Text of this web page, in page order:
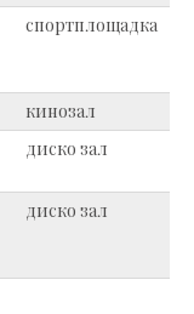
спортплощадка
кинозал
диско зал
диско зал